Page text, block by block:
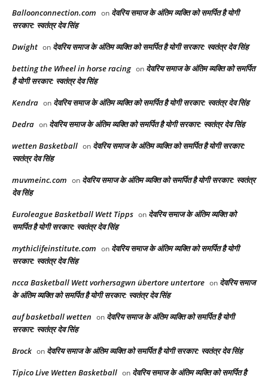
Balloonconnection.com on देवरिय समाज के अंतिम व्यक्ति को समर्पित है योगी
सरकार: स्वतंत्र देव सिंह
Dwight on देवरिय समाज के अंतिम व्यक्ति को समर्पित है योगी सरकार: स्वतंत्र देव सिंह
betting the Wheel in horse racing​ on देवरिय समाज के अंतिम व्यक्ति को समर्पित
है योगी सरकार: स्वतंत्र देव सिंह
Kendra on देवरिय समाज के अंतिम व्यक्ति को समर्पित है योगी सरकार: स्वतंत्र देव सिंह
Dedra on देवरिय समाज के अंतिम व्यक्ति को समर्पित है योगी सरकार: स्वतंत्र देव सिंह
wetten Basketball on देवरिय समाज के अंतिम व्यक्ति को समर्पित है योगी सरकार:
स्वतंत्र देव सिंह
muvmeinc.com on देवरिय समाज के अंतिम व्यक्ति को समर्पित है योगी सरकार: स्वतंत्र
देव सिंह
Euroleague Basketball Wett Tipps on देवरिय समाज के अंतिम व्यक्ति को
समर्पित है योगी सरकार: स्वतंत्र देव सिंह
mythiclifeinstitute.com on देवरिय समाज के अंतिम व्यक्ति को समर्पित है योगी
सरकार: स्वतंत्र देव सिंह
ncca Basketball Wett vorhersagwn übertore untertore on देवरिय समाज
के अंतिम व्यक्ति को समर्पित है योगी सरकार: स्वतंत्र देव सिंह
auf basketball wetten on देवरिय समाज के अंतिम व्यक्ति को समर्पित है योगी
सरकार: स्वतंत्र देव सिंह
Brock on देवरिय समाज के अंतिम व्यक्ति को समर्पित है योगी सरकार: स्वतंत्र देव सिंह
Tipico Live Wetten Basketball on देवरिय समाज के अंतिम व्यक्ति को समर्पित है